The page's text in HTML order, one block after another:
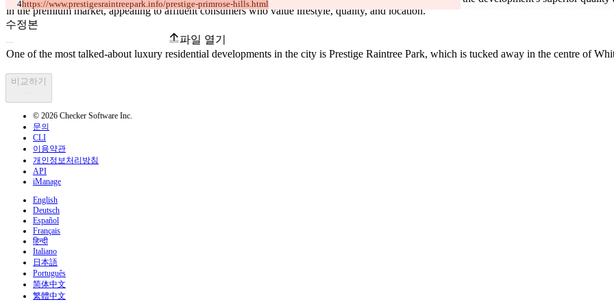
https://www.prestigesraintreepark.info/prestige-primrose-hills.html
수정본
파일 열기
비교하기
© 2026 Checker Software Inc.
문의
CLI
이용약관
개인정보처리방침
API
iManage
English
Deutsch
Español
Français
हिन्दी
Italiano
日本語
Português
简体中文
繁體中文